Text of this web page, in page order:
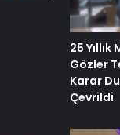
25
Gözler
Karar
Çevrildi